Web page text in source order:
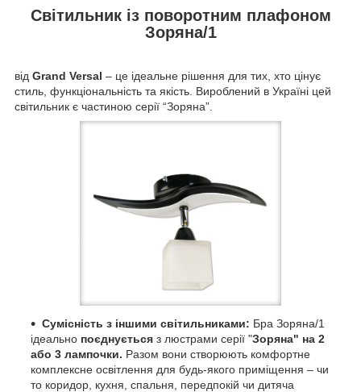
Світильник із поворотним плафоном
Зоряна/1
від Grand Versal – це ідеальне рішення для тих, хто цінує
стиль, функціональність та якість. Вироблений в Україні цей
світильник є частиною серії “Зоряна”.
Сумісність з іншими світильниками: Бра Зоряна/1
ідеально поєднується з люстрами серії "Зоряна" на 2
або 3 лампочки. Разом вони створюють комфортне
комплексне освітлення для будь-якого приміщення – чи
то коридор, кухня, спальня, передпокій чи дитяча